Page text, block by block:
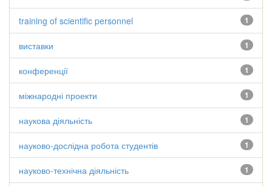
1
training of scientific personnel
1
виставки
1
конференції
1
міжнародні проекти
1
наукова діяльність
1
науково-дослідна робота студентів
1
науково-технічна діяльність